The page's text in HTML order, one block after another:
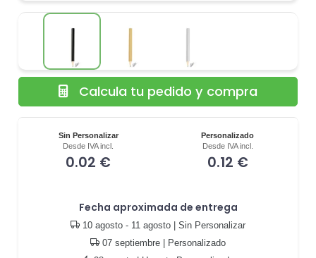
Sin Personalizar
Desde IVA incl.
0.02 €
Personalizado
Desde IVA incl.
0.12 €
Fecha aproximada de entrega
10 agosto - 11 agosto | Sin Personalizar
07 septiembre | Personalizado
Calcula tu pedido y compra